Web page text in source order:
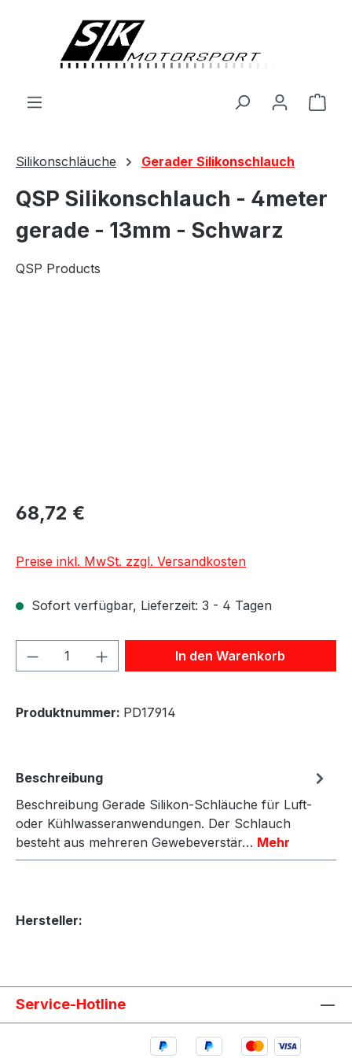
Silikonschläuche Gerader Silikonschlauch
QSP Silikonschlauch - 4meter
gerade - 13mm - Schwarz
QSP Products
68,72 €
Preise inkl. MwSt. zzgl. Versandkosten
Sofort verfügbar, Lieferzeit: 3 - 4 Tagen
Produkt Anzahl: Gib denIn den Warenkorb
Produktnummer: PD17914
Beschreibung
Beschreibung Gerade Silikon-Schläuche für Luft-
oder Kühlwasseranwendungen. Der Schlauch
besteht aus mehreren Gewebeverstär… Mehr
Hersteller:
Service-Hotline